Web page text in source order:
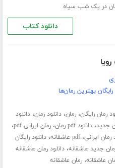
رمان در یک شب سیاه
دانلود کتاب
رایگان بهترین رمان‌ها
رمان رایگان،رمان،دانلود رمان،دانلود
جدید،دانلود pdf رمان ،رمان ایرانی pdf ،
رمان ایرانی،pdf عاشقانه ،دانلود رایگان
جدید عاشقانه،دانلود رمان عاشقانه
عاشقانه،رمان عاشقانه